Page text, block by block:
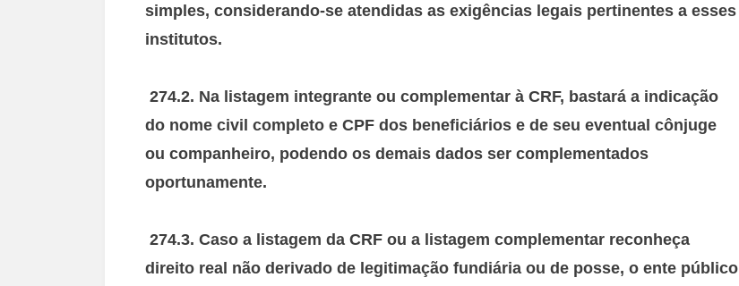
simples, considerando-se atendidas as exigências legais pertinentes a esses
institutos.
274.2. Na listagem integrante ou complementar à CRF, bastará a indicação
do nome civil completo e CPF dos beneficiários e de seu eventual cônjuge
ou companheiro, podendo os demais dados ser complementados
oportunamente.
274.3. Caso a listagem da CRF ou a listagem complementar reconheça
direito real não derivado de legitimação fundiária ou de posse, o ente público